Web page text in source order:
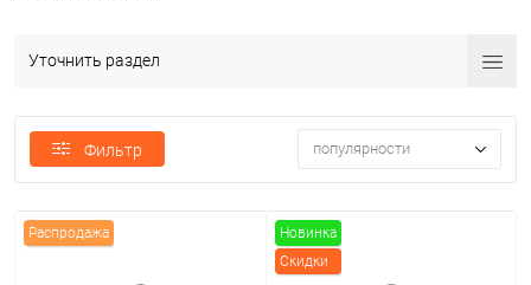
Уточнить раздел
Фильтр популярности
Распродажа
Новинка
Скидки